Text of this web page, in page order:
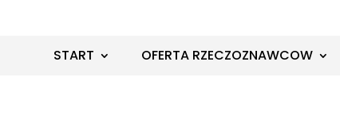
START OFERTA RZECZOZNAWCOW